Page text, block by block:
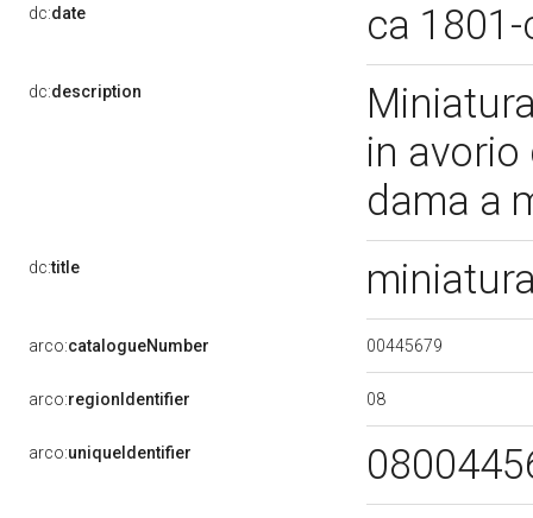
dc:date ca
dc:description
in
dama a
dc:title
arco:catalogueNumber 00445679
arco:regionIdentifier 08
arco:uniqueIdentifier